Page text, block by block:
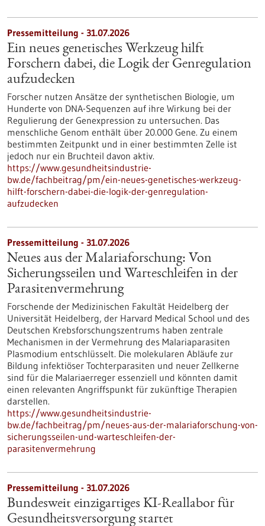
Pressemitteilung - 31.07.2026
Ein neues genetisches Werkzeug hilft
Forschern dabei, die Logik der Genregulation
aufzudecken
Forscher nutzen Ansätze der synthetischen Biologie, um
Hunderte von DNA-Sequenzen auf ihre Wirkung bei der
Regulierung der Genexpression zu untersuchen. Das
menschliche Genom enthält über 20.000 Gene. Zu einem
bestimmten Zeitpunkt und in einer bestimmten Zelle ist
jedoch nur ein Bruchteil davon aktiv.
https://www.gesundheitsindustrie-
bw.de/fachbeitrag/pm/ein-neues-genetisches-werkzeug-
hilft-forschern-dabei-die-logik-der-genregulation-
aufzudecken
Pressemitteilung - 31.07.2026
Neues aus der Malariaforschung: Von
Sicherungsseilen und Warteschleifen in der
Parasitenvermehrung
Forschende der Medizinischen Fakultät Heidelberg der
Universität Heidelberg, der Harvard Medical School und des
Deutschen Krebsforschungszentrums haben zentrale
Mechanismen in der Vermehrung des Malariaparasiten
Plasmodium entschlüsselt. Die molekularen Abläufe zur
Bildung infektiöser Tochterparasiten und neuer Zellkerne
sind für die Malariaerreger essenziell und könnten damit
einen relevanten Angriffspunkt für zukünftige Therapien
darstellen.
https://www.gesundheitsindustrie-
bw.de/fachbeitrag/pm/neues-aus-der-malariaforschung-von-
sicherungsseilen-und-warteschleifen-der-
parasitenvermehrung
Pressemitteilung - 31.07.2026
Bundesweit einzigartiges KI-Reallabor für
Gesundheits­versorgung startet